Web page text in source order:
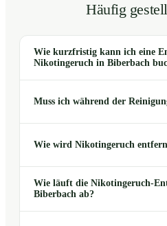
Häufig
Wie kurzfristig kann ich eine
Nikotingeruch in Biberbach
Muss ich während der
Wie wird Nikotingeruch
Wie läuft die Nikotingeruch-
Biberbach ab?